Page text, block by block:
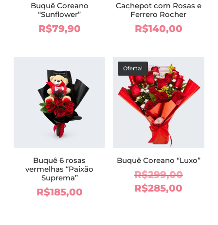
Buquê Coreano
“Sunflower”
R$79,90
Cachepot com Rosas e
Ferrero Rocher
R$140,00
Buquê 6 rosas
vermelhas “Paixão
Suprema”
R$185,00
Oferta!
Buquê Coreano “Luxo”
R$299,00O
R$285,00